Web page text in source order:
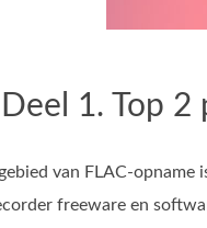
Deel 1. Top
van FLAC-opname
freeware en